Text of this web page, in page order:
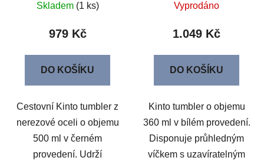
Skladem (1 ks)
979 Kč
DO KOŠÍKU
Cestovní Kinto tumbler z
nerezové oceli o objemu
500 ml v černém
provedení. Udrží
Vyprodáno
1.049 Kč
DO KOŠÍKU
Kinto tumbler o objemu
360 ml v bílém provedení.
Disponuje průhledným
víčkem s uzavíratelným